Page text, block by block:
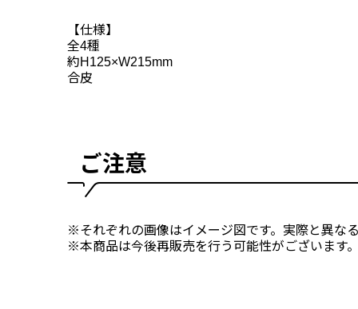
【仕様】
全4種
約H125×W215mm
合皮
ご注意
※それぞれの画像はイメージ図です。実際と異なる
※本商品は今後再販売を行う可能性がございます。